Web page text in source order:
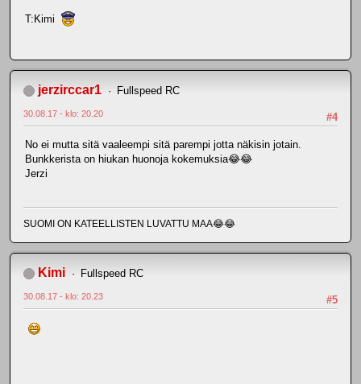
T:Kimi
jerzirccar1 Fullspeed RC
#4
30.08.17 - klo: 20.20
No ei mutta sitä vaaleempi sitä parempi jotta näkisin jotain.
Bunkkerista on hiukan huonoja kokemuksia😂😂
Jerzi
SUOMI ON KATEELLISTEN LUVATTU MAA😂😂
Kimi Fullspeed RC
#5
30.08.17 - klo: 20.23